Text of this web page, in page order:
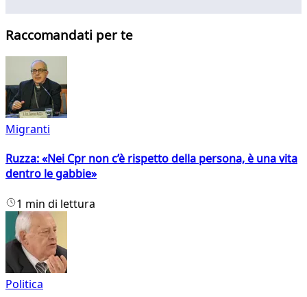
Raccomandati per te
Migranti
Ruzza: «Nei Cpr non c’è rispetto della persona, è una vita
dentro le gabbie»
1 min di lettura
Politica